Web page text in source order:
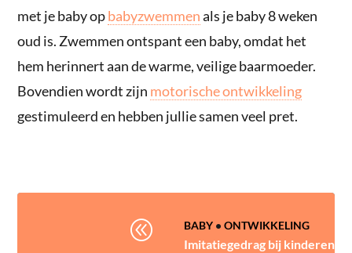
met je baby opbabyzwemmenals je baby 8 weken
oud is. Zwemmen ontspant een baby, omdat het
hem herinnert aan de warme, veilige baarmoeder.
Bovendien wordt zijn motorische ontwikkeling
gestimuleerd en hebben jullie samen veel pret.
@ BABY• ONTWIKKELING
Imitatiegedrag bij kinderen